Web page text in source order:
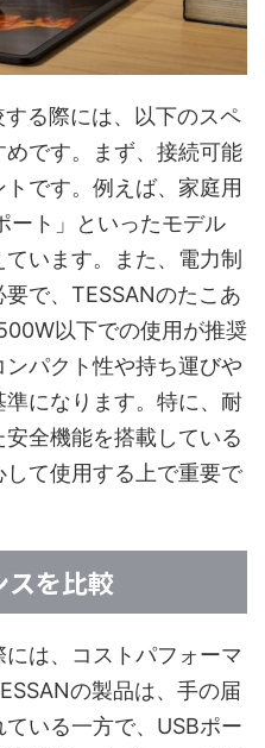
る際には、以下のスペ
です。まず、接続可能
です。例えば、家庭用
ート」といったモデル
います。また、電力制
で、TESSANのたこあ
以下での使用が推奨
パクト性や持ち運びや
になります。特に、耐
全機能を搭載している
て使用する上で重要で
スを比較
は、コストパフォーマ
の製品は、手の届
いる一方で、USBポー